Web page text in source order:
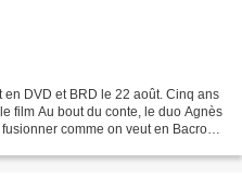
en DVD et BRD le 22 août. Cinq ans
film Au bout du conte, le duo Agnès
comme on veut en Bacroui